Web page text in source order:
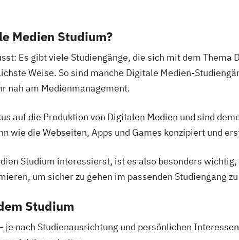
Medien Studium?
Es gibt viele Studiengänge, die sich mit dem Thema
Weise. So sind manche Digitale Medien-
nah am Medienmanagement.
auf die Produktion von Digitalen Medien und sind
wie die Webseiten, Apps und Games konzipiert und
Studium interessierst, ist es also besonders
um sicher zu gehen im passenden Studiengang
Studium
je nach Studienausrichtung und persönlichen